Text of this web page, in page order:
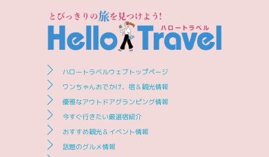
ハロートラベルウェブトップページ
ワンちゃんおでかけ、宿＆観光情報
優雅なアウトドアグランピング情報
今すぐ行きたい厳選宿紹介
おすすめ観光＆イベント情報
話題のグルメ情報